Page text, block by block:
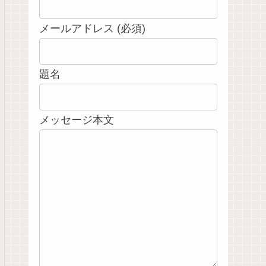
メールアドレス (必須)
題名
メッセージ本文